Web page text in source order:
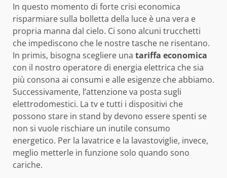
In questo momento di forte crisi economica
risparmiare sulla bolletta della luce è una vera e
propria manna dal cielo. Ci sono alcuni trucchetti
che impediscono che le nostre tasche ne risentano.
In primis, bisogna scegliere una tariffa economica
con il nostro operatore di energia elettrica che sia
più consona ai consumi e alle esigenze che abbiamo.
Successivamente, l’attenzione va posta sugli
elettrodomestici. La tv e tutti i dispositivi che
possono stare in stand by devono essere spenti se
non si vuole rischiare un inutile consumo
energetico. Per la lavatrice e la lavastoviglie, invece,
meglio metterle in funzione solo quando sono
cariche.